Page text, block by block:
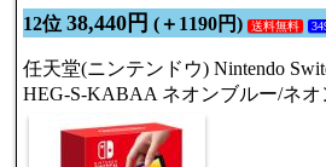
12位 38,440円 (＋1190円) 送料無料
任天堂(ニンテンドウ) Nintendo
HEG-S-KABAA ネオンブルー/ネオ